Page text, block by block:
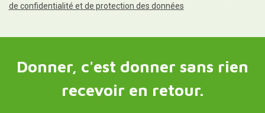
de confidentialité et de protection des données
Donner, c'est donner sans rien
recevoir en retour.